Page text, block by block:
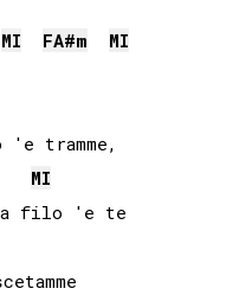
MI FA#m MI
MI